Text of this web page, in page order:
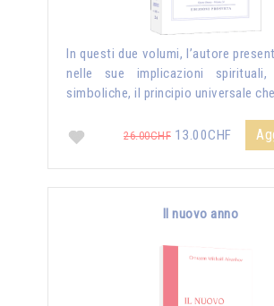
In questi due volumi, l’autore
nelle sue implicazioni
simboliche, il principio universale
26.00CHF 13.00CHF
Il nuovo anno